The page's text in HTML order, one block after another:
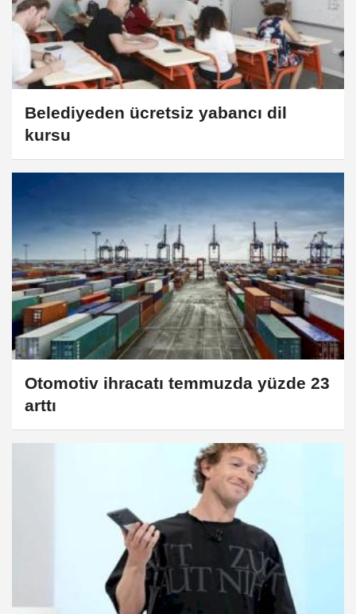
Belediyeden ücretsiz yabancı dil
kursu
Otomotiv ihracatı temmuzda yüzde 23
arttı